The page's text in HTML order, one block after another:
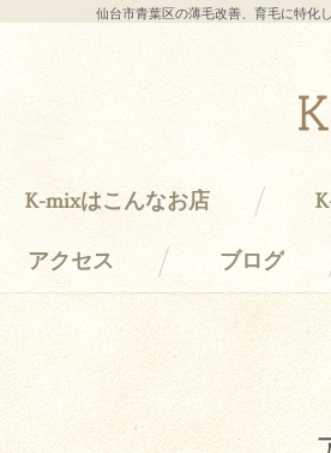
仙台市青葉区の薄毛改善、育毛に特化
K-mixはこんなお店
アクセス ブログ